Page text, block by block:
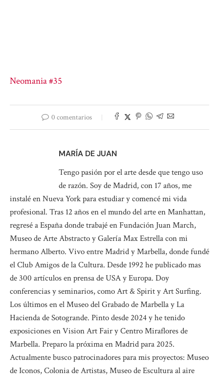
Neomania #35
0 comentarios
MARÍA DE JUAN
Tengo pasión por el arte desde que tengo uso
de razón. Soy de Madrid, con 17 años, me
instalé en Nueva York para estudiar y comencé mi vida
profesional. Tras 12 años en el mundo del arte en Manhattan,
regresé a España donde trabajé en Fundación Juan March,
Museo de Arte Abstracto y Galería Max Estrella con mi
hermano Alberto. Vivo entre Madrid y Marbella, donde fundé
el Club Amigos de la Cultura. Desde 1992 he publicado mas
de 300 artículos en prensa de USA y Europa. Doy
conferencias y seminarios, como Art & Spirit y Art Surfing.
Los últimos en el Museo del Grabado de Marbella y La
Hacienda de Sotogrande. Pinto desde 2024 y he tenido
exposiciones en Vision Art Fair y Centro Miraflores de
Marbella. Preparo la próxima en Madrid para 2025.
Actualmente busco patrocinadores para mis proyectos: Museo
de Iconos, Colonia de Artistas, Museo de Escultura al aire